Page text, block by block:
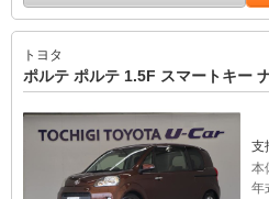
トヨタ
ポルテ ポルテ 1.5F スマートキー
支
本
年